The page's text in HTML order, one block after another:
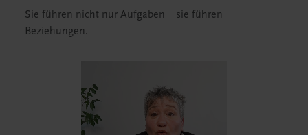
Sie führen nicht nur Aufgaben – sie führen
Beziehungen.